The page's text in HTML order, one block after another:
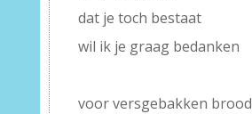
dat je toch bestaat
wil ik je graag bedanken
voor versgebakken brood